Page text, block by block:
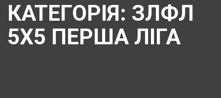
КАТЕГОРІЯ: ЗЛФЛ
5Х5 ПЕРША ЛІГА